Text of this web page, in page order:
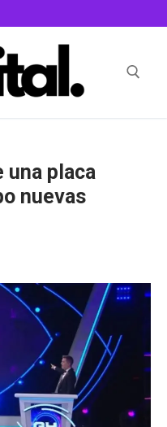
una placa
nuevas